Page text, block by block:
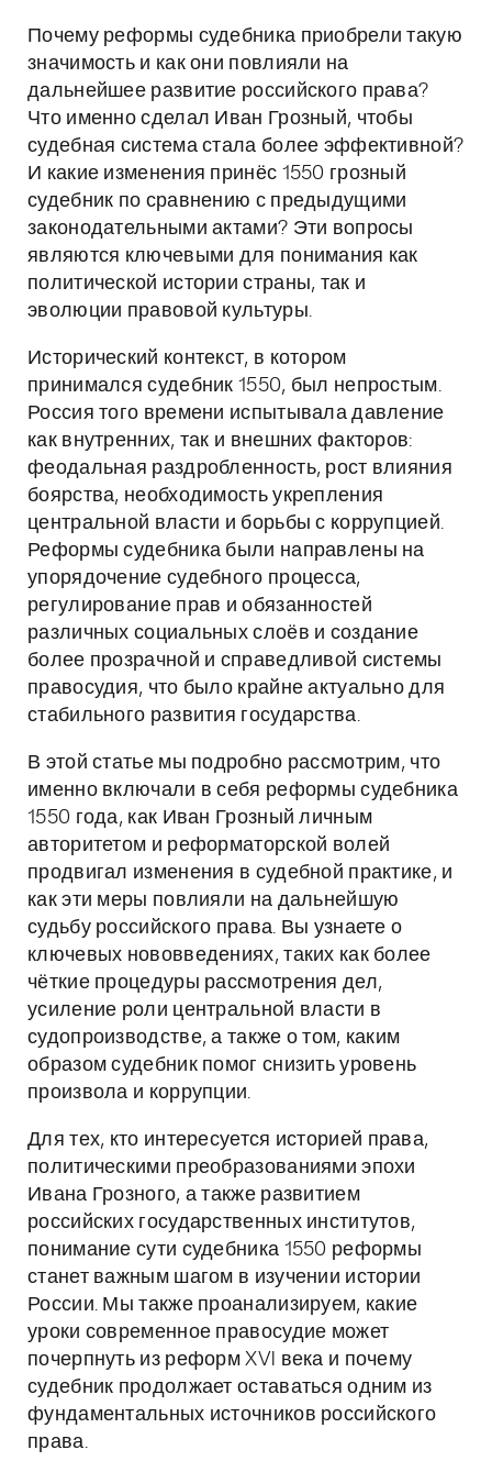
Почему реформы судебника приобрели такую
значимость и как они повлияли на
дальнейшее развитие российского права?
Что именно сделал Иван Грозный, чтобы
судебная система стала более эффективной?
И какие изменения принёс 1550 грозный
судебник по сравнению с предыдущими
законодательными актами? Эти вопросы
являются ключевыми для понимания как
политической истории страны, так и
эволюции правовой культуры.
Исторический контекст, в котором
принимался судебник 1550, был непростым.
Россия того времени испытывала давление
как внутренних, так и внешних факторов:
феодальная раздробленность, рост влияния
боярства, необходимость укрепления
центральной власти и борьбы с коррупцией.
Реформы судебника были направлены на
упорядочение судебного процесса,
регулирование прав и обязанностей
различных социальных слоёв и создание
более прозрачной и справедливой системы
правосудия, что было крайне актуально для
стабильного развития государства.
В этой статье мы подробно рассмотрим, что
именно включали в себя реформы судебника
1550 года, как Иван Грозный личным
авторитетом и реформаторской волей
продвигал изменения в судебной практике, и
как эти меры повлияли на дальнейшую
судьбу российского права. Вы узнаете о
ключевых нововведениях, таких как более
чёткие процедуры рассмотрения дел,
усиление роли центральной власти в
судопроизводстве, а также о том, каким
образом судебник помог снизить уровень
произвола и коррупции.
Для тех, кто интересуется историей права,
политическими преобразованиями эпохи
Ивана Грозного, а также развитием
российских государственных институтов,
понимание сути судебника 1550 реформы
станет важным шагом в изучении истории
России. Мы также проанализируем, какие
уроки современное правосудие может
почерпнуть из реформ XVI века и почему
судебник продолжает оставаться одним из
фундаментальных источников российского
права.